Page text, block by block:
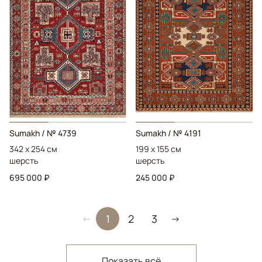
Sumakh / № 4739
342 x 254 см
шерсть
695 000 ₽
Sumakh / № 4191
199 x 155 см
шерсть
245 000 ₽
← 1 2 3 →